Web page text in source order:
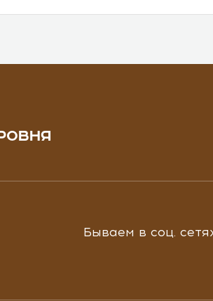
Бываем в соц.